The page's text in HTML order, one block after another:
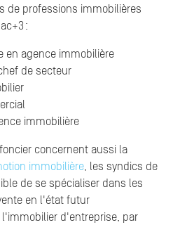
de professions immobilières
:
en agence immobilière
de secteur
immobilière
concernent aussi la
immobilière, les syndics de
de se spécialiser dans les
en l'état futur
d'entreprise, par